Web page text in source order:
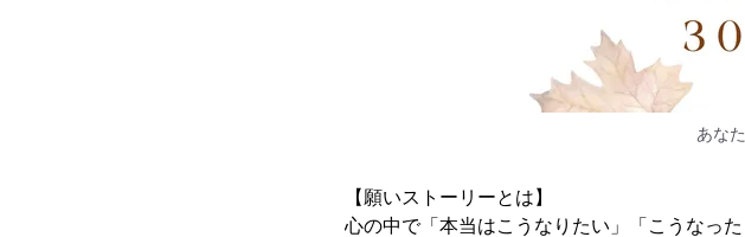
あな
【願いストーリーとは】
心の中で「本当はこうなりたい」「こうなっ